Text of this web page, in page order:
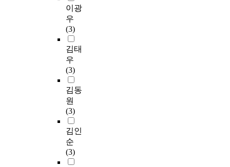
이광
우
(3)
김태
우
(3)
김동
원
(3)
김인
순
(3)